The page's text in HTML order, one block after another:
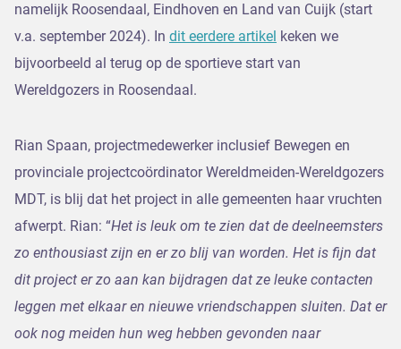
namelijk Roosendaal, Eindhoven en Land van Cuijk (start
v.a. september 2024). In dit eerdere artikel keken we
bijvoorbeeld al terug op de sportieve start van
Wereldgozers in Roosendaal.
Rian Spaan, projectmedewerker inclusief Bewegen en
provinciale projectcoördinator Wereldmeiden-Wereldgozers
MDT, is blij dat het project in alle gemeenten haar vruchten
afwerpt. Rian: “Het is leuk om te zien dat de deelneemsters
zo enthousiast zijn en er zo blij van worden. Het is fijn dat
dit project er zo aan kan bijdragen dat ze leuke contacten
leggen met elkaar en nieuwe vriendschappen sluiten. Dat er
ook nog meiden hun weg hebben gevonden naar